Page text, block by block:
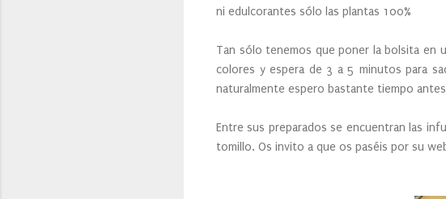
ni edulcorantes sólo las plantas 100%
Tan sólo tenemos que poner la bolsita en
colores y espera de 3 a 5 minutos para
naturalmente espero bastante tiempo
Entre sus preparados se encuentran las
tomillo. Os invito a que os paséis por su